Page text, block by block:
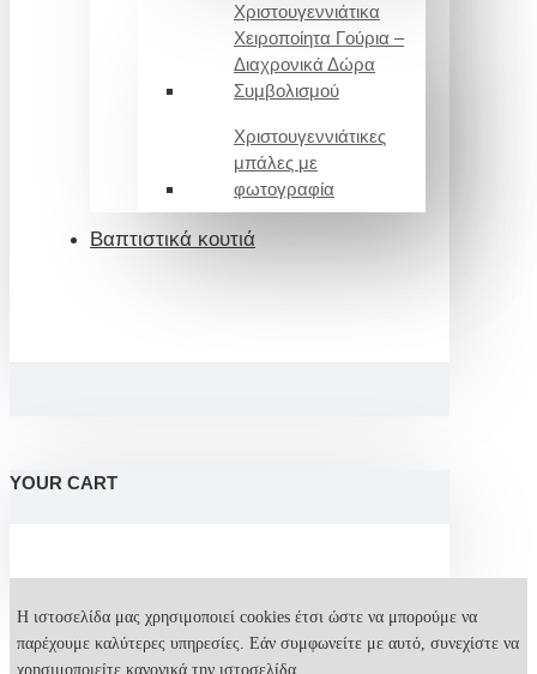
Χριστουγεννιάτικα
Χειροποίητα Γούρια –
Διαχρονικά Δώρα
Συμβολισμού
Χριστουγεννιάτικες
μπάλες με
φωτογραφία
Βαπτιστικά κουτιά
YOUR CART
Η ιστοσελίδα μας χρησιμοποιεί cookies έτσι ώστε να μπορούμε να
παρέχουμε καλύτερες υπηρεσίες. Εάν συμφωνείτε με αυτό, συνεχίστε να
χρησιμοποιείτε κανονικά την ιστοσελίδα.